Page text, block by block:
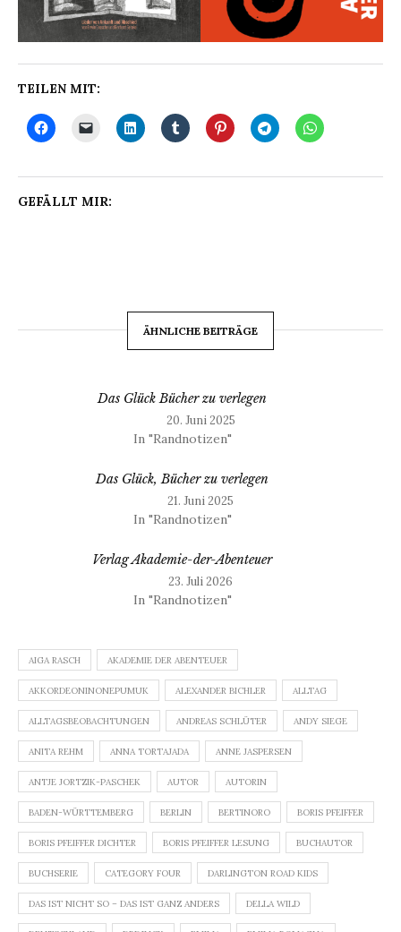
TEILEN MIT:
GEFÄLLT MIR:
ÄHNLICHE BEITRÄGE
Das Glück Bücher zu verlegen
20. Juni 2025
In "Randnotizen"
Das Glück, Bücher zu verlegen
21. Juni 2025
In "Randnotizen"
Verlag Akademie-der-Abenteuer
23. Juli 2026
In "Randnotizen"
AIGA RASCH AKADEMIE DER ABENTEUER
AKKORDEONINONEPUMUK ALEXANDER BICHLER ALLTAG
ALLTAGSBEOBACHTUNGEN ANDREAS SCHLÜTER ANDY SIEGE
ANITA REHM ANNA TORTAJADA ANNE JASPERSEN
ANTJE JORTZIK-PASCHEK AUTOR AUTORIN
BADEN-WÜRTTEMBERG BERLIN BERTINORO BORIS PFEIFFER
BORIS PFEIFFER DICHTER BORIS PFEIFFER LESUNG BUCHAUTOR
BUCHSERIE CATEGORY FOUR DARLINGTON ROAD KIDS
DAS IST NICHT SO – DAS IST GANZ ANDERS DELLA WILD